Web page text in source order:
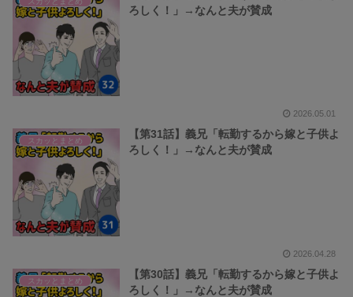
ろしく！」→なんと夫が賛成
2026.05.01
スカッとまとめ
【第31話】義兄「転勤するから嫁と子供よ
ろしく！」→なんと夫が賛成
2026.04.28
スカッとまとめ
【第30話】義兄「転勤するから嫁と子供よ
ろしく！」→なんと夫が賛成